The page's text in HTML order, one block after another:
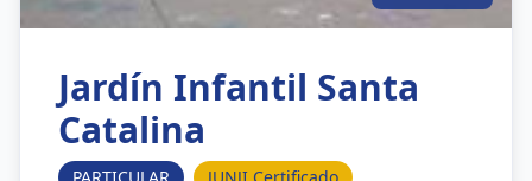
Jardín Infantil Santa
Catalina